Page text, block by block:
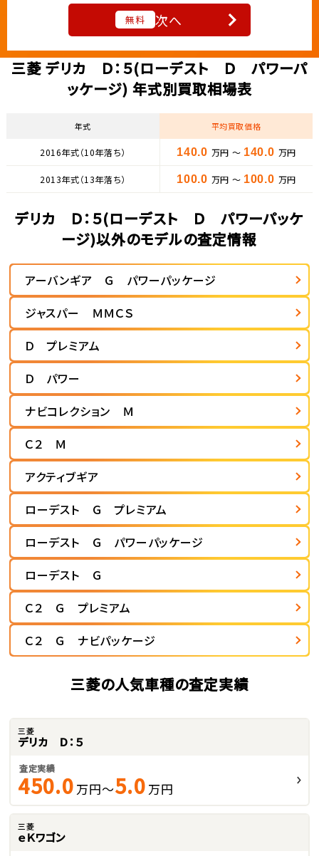
無料 次へ
三菱 デリカ Ｄ：５(ローデスト Ｄ パワーパ
ッケージ) 年式別買取相場表
年式 平均買取価格
2016年式（10年落ち） 140.0 万円 ～ 140.0 万円
2013年式（13年落ち） 100.0 万円 ～ 100.0 万円
デリカ Ｄ：５(ローデスト Ｄ パワーパッケ
ージ)以外のモデルの査定情報
アーバンギア Ｇ パワーパッケージ
ジャスパー ＭＭＣＳ
Ｄ プレミアム
Ｄ パワー
ナビコレクション Ｍ
Ｃ２ Ｍ
アクティブギア
ローデスト Ｇ プレミアム
ローデスト Ｇ パワーパッケージ
ローデスト Ｇ
Ｃ２ Ｇ プレミアム
Ｃ２ Ｇ ナビパッケージ
三菱の人気車種の査定実績
三菱
デリカ Ｄ：５
査定実績
450.0 万円～5.0 万円
三菱
ｅＫワゴン